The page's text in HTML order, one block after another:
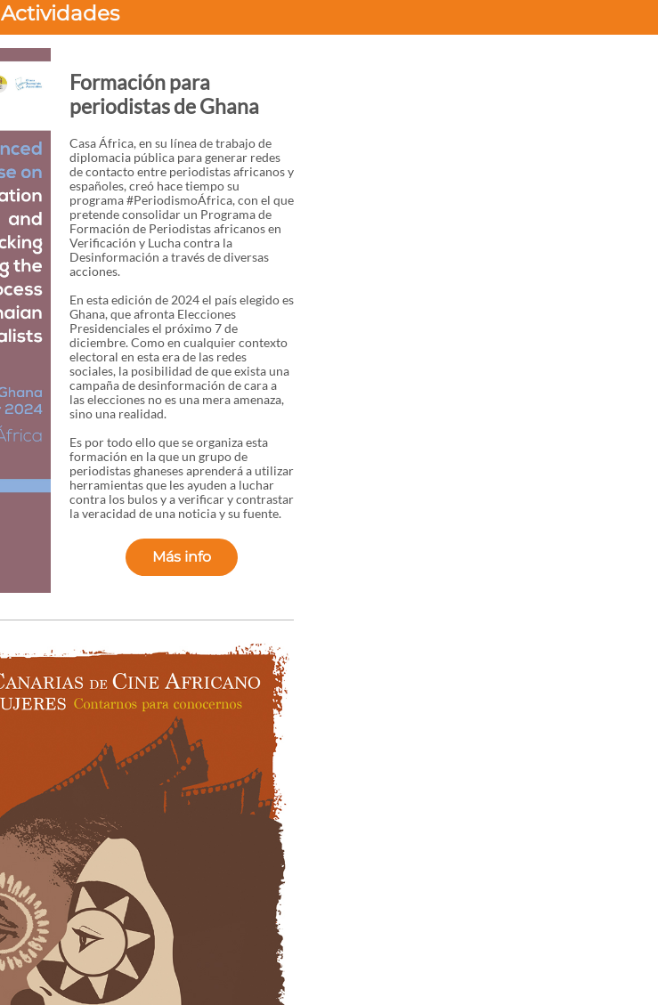
Actividades
Formación para
periodistas de Ghana
Casa África, en su línea de trabajo de
diplomacia pública para generar redes
de contacto entre periodistas africanos y
españoles, creó hace tiempo su
programa #PeriodismoÁfrica, con el que
pretende consolidar un Programa de
Formación de Periodistas africanos en
Verificación y Lucha contra la
Desinformación a través de diversas
acciones.
En esta edición de 2024 el país elegido es
Ghana, que afronta Elecciones
Presidenciales el próximo 7 de
diciembre. Como en cualquier contexto
electoral en esta era de las redes
sociales, la posibilidad de que exista una
campaña de desinformación de cara a
las elecciones no es una mera amenaza,
sino una realidad.
Es por todo ello que se organiza esta
formación en la que un grupo de
periodistas ghaneses aprenderá a utilizar
herramientas que les ayuden a luchar
contra los bulos y a verificar y contrastar
la veracidad de una noticia y su fuente.
Más info